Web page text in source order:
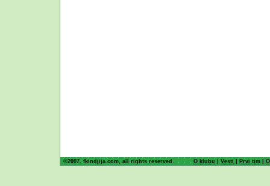
©2007. fkindjija.com, all rights reserved. O klubu |Vesti | Prvi tim |